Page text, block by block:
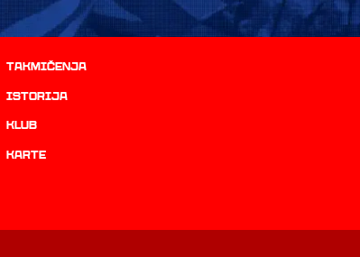
Takmičenja
istorija
Klub
Karte